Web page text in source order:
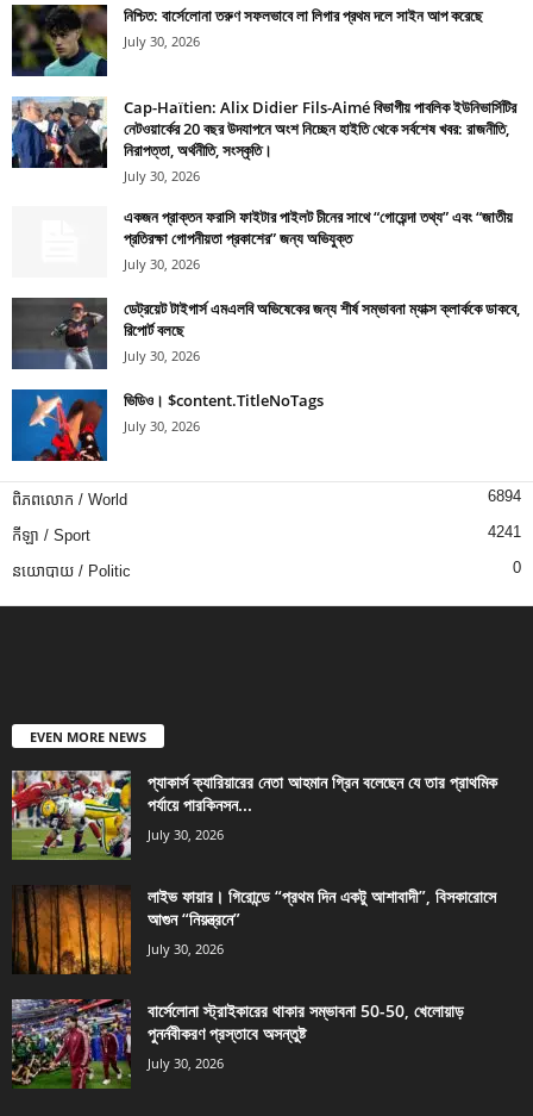
নিশ্চিত: বার্সেলোনা তরুণ সফলভাবে লা লিগার প্রথম দলে সাইন আপ করেছে
July 30, 2026
Cap-Haïtien: Alix Didier Fils-Aimé বিভাগীয় পাবলিক ইউনিভার্সিটির
নেটওয়ার্কের 20 বছর উদযাপনে অংশ নিচ্ছেন হাইতি থেকে সর্বশেষ খবর: রাজনীতি,
নিরাপত্তা, অর্থনীতি, সংস্কৃতি।
July 30, 2026
একজন প্রাক্তন ফরাসি ফাইটার পাইলট চীনের সাথে “গোয়েন্দা তথ্য” এবং “জাতীয়
প্রতিরক্ষা গোপনীয়তা প্রকাশের” জন্য অভিযুক্ত
July 30, 2026
ডেট্রয়েট টাইগার্স এমএলবি অভিষেকের জন্য শীর্ষ সম্ভাবনা ম্যাক্স ক্লার্ককে ডাকবে,
রিপোর্ট বলছে
July 30, 2026
ভিডিও। $content.TitleNoTags
July 30, 2026
ពិភពលោក / World 6894
កីឡា / Sport 4241
នយោបាយ / Politic 0
EVEN MORE NEWS
প্যাকার্স ক্যারিয়ারের নেতা আহমান গ্রিন বলেছেন যে তার প্রাথমিক
পর্যায়ে পারকিনসন...
July 30, 2026
লাইভ ফায়ার। গিরোন্ডে “প্রথম দিন একটু আশাবাদী”, বিসকারোসে
আগুন “নিয়ন্ত্রনে”
July 30, 2026
বার্সেলোনা স্ট্রাইকারের থাকার সম্ভাবনা 50-50, খেলোয়াড়
পুনর্নবীকরণ প্রস্তাবে অসন্তুষ্ট
July 30, 2026